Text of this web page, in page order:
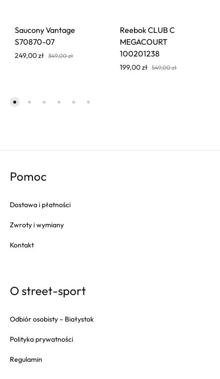
Saucony Vantage
S70870-07
249,00zł 349,00zł
Reebok CLUB C
MEGACOURT
100201238
199,00zł 549,00zł
Pomoc
Dostawa i płatności
Zwroty i wymiany
Kontakt
O street-sport
Odbiór osobisty – Białystok
Polityka prywatności
Regulamin